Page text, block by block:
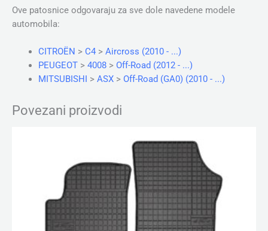
Ove patosnice odgovaraju za sve dole navedene modele
automobila:
CITROЁN > C4> Aircross (2010 - ...)
PEUGEOT> 4008> Off-Road (2012 - ...)
MITSUBISHI > ASX> Off-Road (GA0) (2010 - ...)
Povezani proizvodi